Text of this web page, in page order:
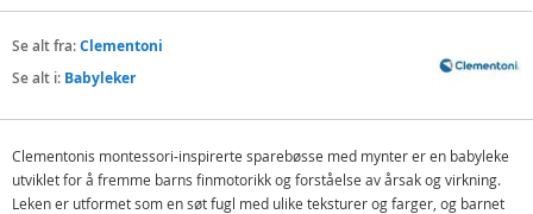
Se alt fra:Clementoni
Se alt i: Babyleker
Clementonis montessori-inspirerte sparebøsse med mynter er en babyleke
utviklet for å fremme barns finmotorikk og forståelse av årsak og virkning.
Leken er utformet som en søt fugl med ulike teksturer og farger, og barnet